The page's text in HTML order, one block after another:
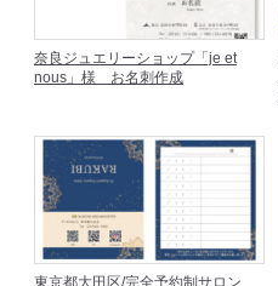
奈良ジュエリーショップ「je et
nous」様 お名刺作成